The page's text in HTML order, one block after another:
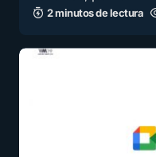
2 minutos de lectura